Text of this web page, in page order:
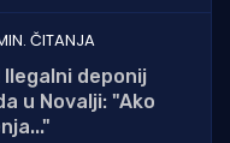
ČITANJA
Ilegalni deponij
u Novalji: "Ako